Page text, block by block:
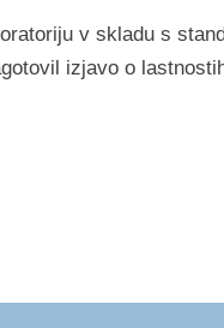
v skladu s
izjavo o